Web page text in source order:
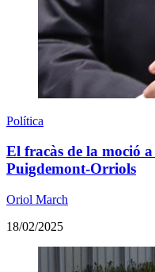
Política
El fracàs de la moció
Puigdemont-Orriols
Oriol March
18/02/2025